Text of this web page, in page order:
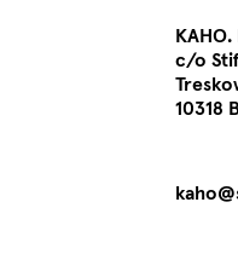
c/o
10318